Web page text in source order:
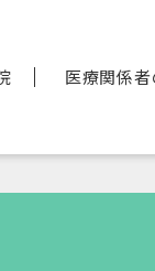
医療関係